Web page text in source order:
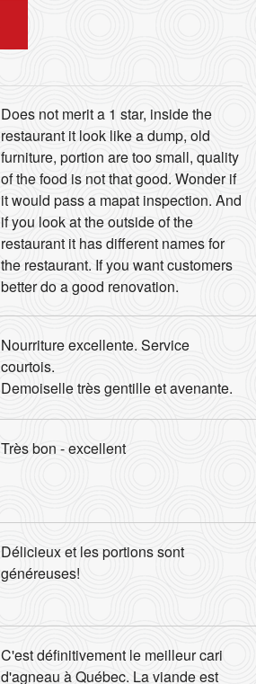
Does not merit a 1 star, inside the
restaurant it look like a dump, old
furniture, portion are too small, quality
of the food is not that good. Wonder if
it would pass a mapat inspection. And
if you look at the outside of the
restaurant it has different names for
the restaurant. If you want customers
better do a good renovation.
Nourriture excellente. Service
courtois.
Demoiselle très gentille et avenante.
Très bon - excellent
Délicieux et les portions sont
généreuses!
C'est définitivement le meilleur cari
d'agneau à Québec. La viande est